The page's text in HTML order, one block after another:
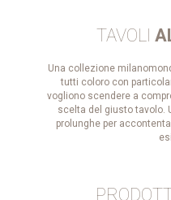
TAVOLI
Una collezione
tutti coloro con
vogliono scendere a
scelta del giusto tavolo.
prolunghe per